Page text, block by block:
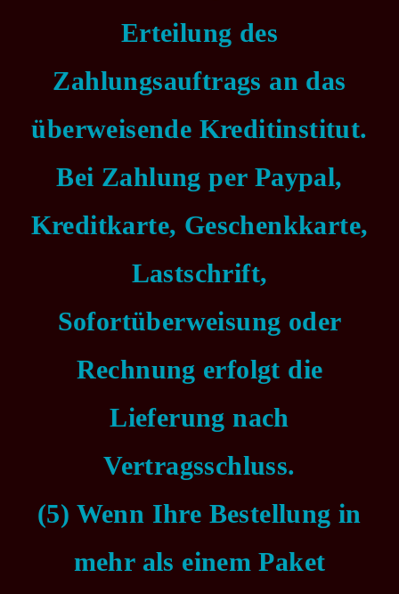
Erteilung des
Zahlungsauftrags an das
überweisende Kreditinstitut.
Bei Zahlung per Paypal,
Kreditkarte, Geschenkkarte,
Lastschrift,
Sofortüberweisung oder
Rechnung erfolgt die
Lieferung nach
Vertragsschluss.
(5) Wenn Ihre Bestellung in
mehr als einem Paket